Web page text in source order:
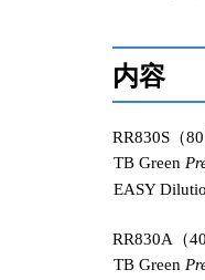
内容
RR830S（
TB Green
EASY
RR830A（
TB Green